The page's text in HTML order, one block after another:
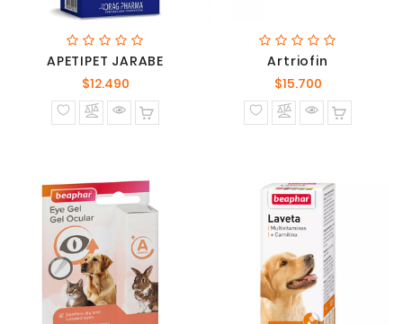
APETIPET JARABE
$12.490Precio
normal
Artriofin
$15.700Precio
normal